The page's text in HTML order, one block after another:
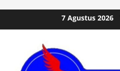
to
7 Agustus 2026